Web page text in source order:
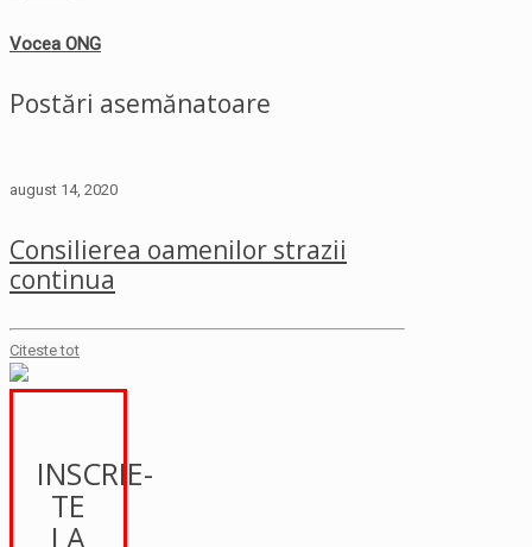
Vocea ONG
Postări asemănatoare
august 14, 2020
Consilierea oamenilor strazii
continua
Citeste tot
INSCRIE-
TE
LA